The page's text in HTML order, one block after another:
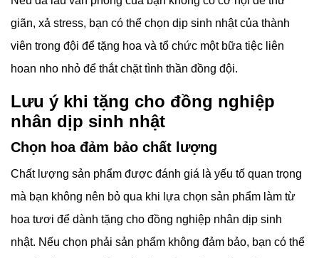
giãn, xả stress, bạn có thể chọn dịp sinh nhật của thành
viên trong đội để tặng hoa và tổ chức một bữa tiệc liên
hoan nho nhỏ để thắt chặt tình thần đồng đội.
Lưu ý khi tặng cho đồng nghiệp
nhân dịp sinh nhật
Chọn hoa đảm bảo chất lượng
Chất lượng sản phẩm được đánh giá là yếu tố quan trọng
mà bạn không nên bỏ qua khi lựa chọn sản phẩm làm từ
hoa tươi để dành tặng cho đồng nghiệp nhân dịp sinh
nhật. Nếu chọn phải sản phẩm không đảm bảo, bạn có thể